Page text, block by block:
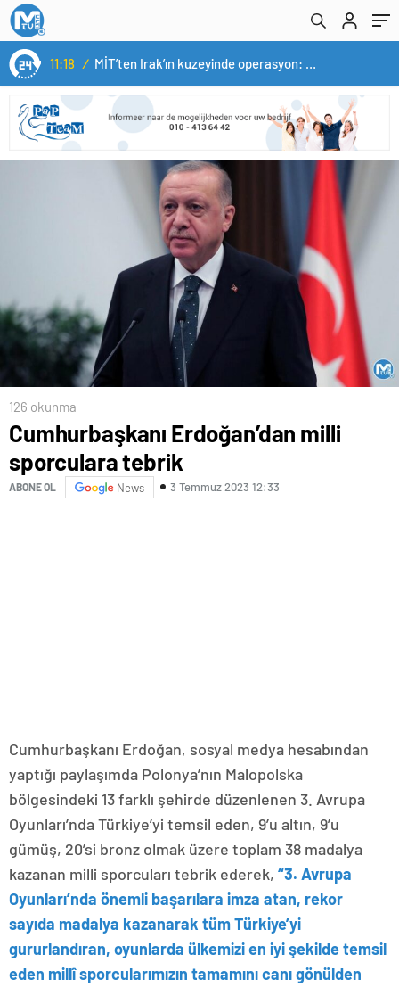
14:05 / Yerli otomobil TOGG’un ustaları burada yetişecek
126 okunma
Cumhurbaşkanı Erdoğan’dan milli
sporculara tebrik
ABONE OL News 3 Temmuz 2023 12:33
Cumhurbaşkanı Erdoğan, sosyal medya hesabından
yaptığı paylaşımda Polonya’nın Malopolska
bölgesindeki 13 farklı şehirde düzenlenen 3. Avrupa
Oyunları’nda Türkiye’yi temsil eden, 9’u altın, 9’u
gümüş, 20’si bronz olmak üzere toplam 38 madalya
kazanan milli sporcuları tebrik ederek, “3. Avrupa
Oyunları’nda önemli başarılara imza atan, rekor
sayıda madalya kazanarak tüm Türkiye’yi
gururlandıran, oyunlarda ülkemizi en iyi şekilde temsil
eden millî sporcularımızın tamamını canı gönülden